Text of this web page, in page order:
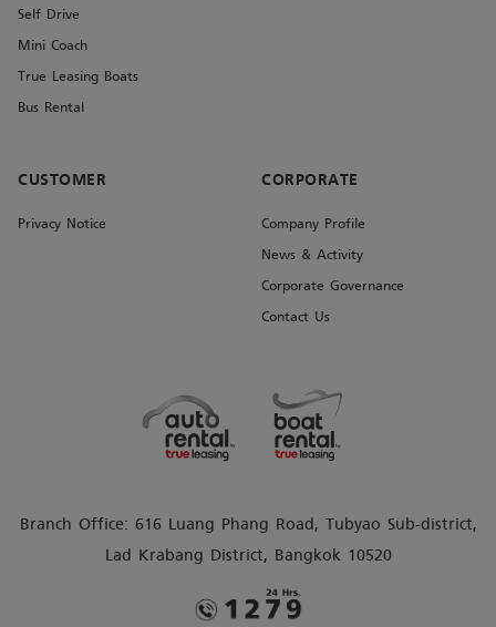
Branch Office: 616 Luang Phang Road, Tubyao Sub-district,
Lad Krabang District, Bangkok 10520
Self Drive
Mini Coach
True Leasing Boats
Bus Rental
CUSTOMER
Privacy Notice
CORPORATE
Company Profile
News & Activity
Corporate Governance
Contact Us